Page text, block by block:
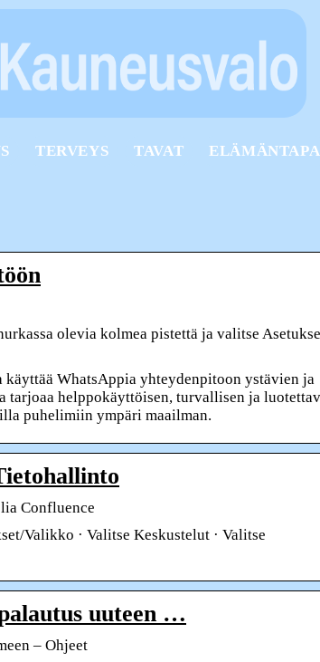
TERVEYS TAVAT ELÄMÄNTAPA
olevia kolmea pistettä ja valitse
WhatsAppia yhteydenpitoon ystävien ja
tarjoaa helppokäyttöisen, turvallisen ja
puhelimiin ympäri maailman.
Confluence
Valikko · Valitse Keskustelut · Valitse
uuteen …
– Ohjeet